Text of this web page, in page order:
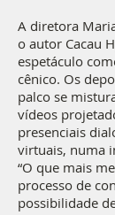
A diretora
o autor Cacau
espetáculo
cênico. Os
palco se
vídeos
presenciais
virtuais, numa
“O que mais
processo de
possibilidade